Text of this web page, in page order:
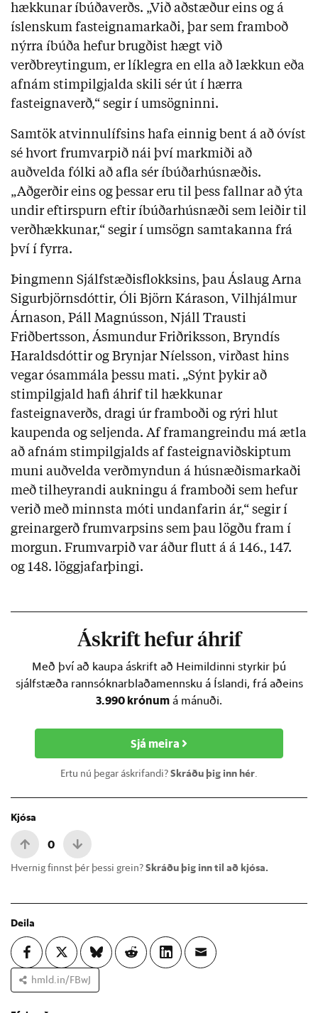
hækkunar íbúðaverðs. „Við aðstæður eins og á
íslenskum fasteignamarkaði, þar sem framboð
nýrra íbúða hefur brugðist hægt við
verðbreytingum, er líklegra en ella að lækkun eða
afnám stimpilgjalda skili sér út í hærra
fasteignaverð,“ segir í umsögninni.
Samtök atvinnulífsins hafa einnig bent á að óvíst
sé hvort frumvarpið nái því markmiði að
auðvelda fólki að afla sér íbúðarhúsnæðis.
„Aðgerðir eins og þessar eru til þess fallnar að ýta
undir eftirspurn eftir íbúðarhúsnæði sem leiðir til
verðhækkunar,“ segir í umsögn samtakanna frá
því í fyrra.
Þingmenn Sjálfstæðisflokksins, þau Áslaug Arna
Sigurbjörnsdóttir, Óli Björn Kárason, Vilhjálmur
Árnason, Páll Magnússon, Njáll Trausti
Friðbertsson, Ásmundur Friðriksson, Bryndís
Haraldsdóttir og Brynjar Níelsson, virðast hins
vegar ósammála þessu mati. „Sýnt þykir að
stimpilgjald hafi áhrif til hækkunar
fasteignaverðs, dragi úr framboði og rýri hlut
kaupenda og seljenda. Af framangreindu má ætla
að afnám stimpilgjalds af fasteignaviðskiptum
muni auðvelda verðmyndun á húsnæðismarkaði
með tilheyrandi aukningu á framboði sem hefur
verið með minnsta móti undanfarin ár,“ segir í
greinargerð frumvarpsins sem þau lögðu fram í
morgun. Frumvarpið var áður flutt á á 146., 147.
og 148. löggjafarþingi.
Áskrift hefur áhrif
Með því að kaupa áskrift að Heimildinni styrkir þú
sjálfstæða rannsóknarblaðamennsku á Íslandi, frá aðeins
3.990 krónum á mánuði.
Sjá meira
Ertu nú þegar áskrifandi?Skráðu þig inn hér.
Kjósa
0
Hvernig finnst þér þessi grein?Skráðu þig inn til að kjósa.
Deila
hmld.in/FBwJ